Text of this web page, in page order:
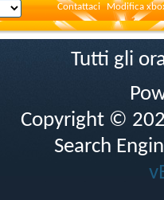
Contattaci Modifica
Tutti gli
Copyright ©
Search